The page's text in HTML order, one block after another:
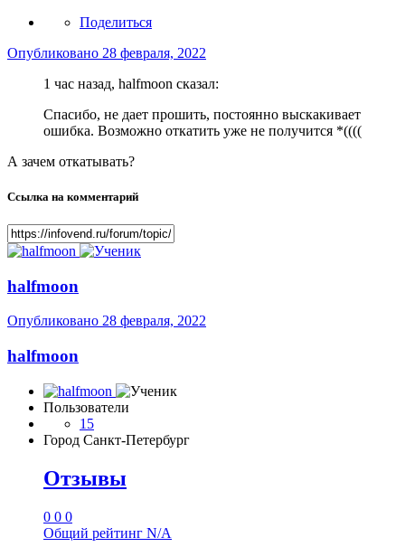
Поделиться
Опубликовано 28 февраля, 2022
1 час назад, halfmoon сказал:
Спасибо, не дает прошить, постоянно выскакивает
ошибка. Возможно откатить уже не получится *((((
А зачем откатывать?
Ссылка на комментарий
halfmoon
Опубликовано 28 февраля, 2022
halfmoon
Пользователи
15
Город Санкт-Петербург
Отзывы
0 0 0
Общий рейтинг N/A